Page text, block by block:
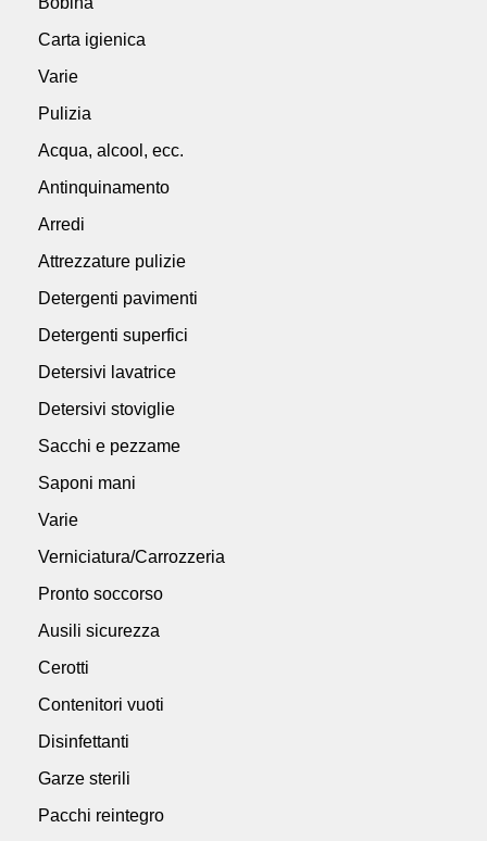
Carta igienica
Varie
Pulizia
Acqua, alcool, ecc.
Antinquinamento
Arredi
Attrezzature pulizie
Detergenti pavimenti
Detergenti superfici
Detersivi lavatrice
Detersivi stoviglie
Sacchi e pezzame
Saponi mani
Varie
Verniciatura/Carrozzeria
Pronto soccorso
Ausili sicurezza
Cerotti
Contenitori vuoti
Disinfettanti
Garze sterili
Pacchi reintegro